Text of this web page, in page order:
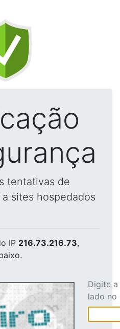
tentativas de
sites hospedados
IP 216.73.216.73,
Digite
lado no